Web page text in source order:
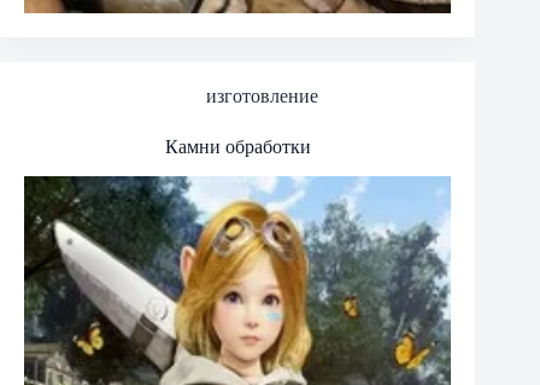
изготовление
Камни обработки